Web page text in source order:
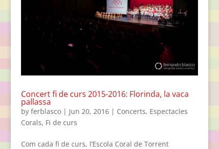
Concert fi de curs 2015-2016: Florinda, la vaca
pallassa
by ferblasco| Jun 20, 2016| Concerts, Espectacles
Corals, Fi de curs
Com cada fi de curs, l’Escola Coral de Torrent